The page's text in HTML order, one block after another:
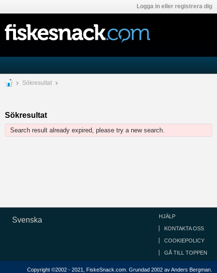
Logga in eller registrera dig
Sökresultat
Sökresultat
Search result already expired, please try a new search.
Svenska HJÄLP
KONTAKTA OSS
COOKIEPOLICY
GÅ TILL TOPPEN
Copyright ©2002 - 2021, FiskeSnack.com. Grundad 2002 av Anders Bergman.